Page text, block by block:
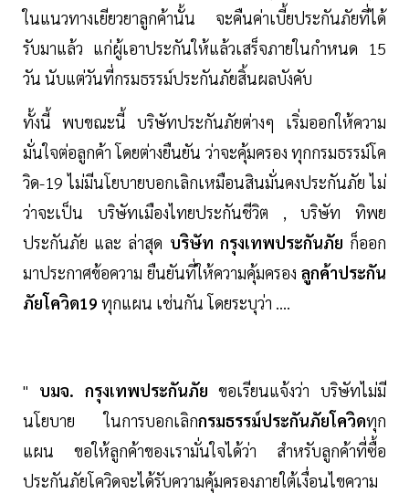
ในแนวทางเยียวยาลูกค้านั้น จะคืนค่าเบี้ยประกันภัยที่ได้
รับมาแล้ว แก่ผู้เอาประกันให้แล้วเสร็จภายในกำหนด 15
วัน นับแต่วันที่กรมธรรม์ประกันภัยสิ้นผลบังคับ
ทั้งนี้ พบขณะนี้ บริษัทประกันภัยต่างๆ เริ่มออกให้ความ
มั่นใจต่อลูกค้า โดยต่างยืนยัน ว่าจะคุ้มครอง ทุกกรมธรรม์โค
วิด-19 ไม่มีนโยบายบอกเลิกเหมือนสินมั่นคงประกันภัย ไม่
ว่าจะเป็น บริษัทเมืองไทยประกันชีวิต , บริษัท ทิพย
ประกันภัย และ ล่าสุด บริษัท กรุงเทพประกันภัย ก็ออก
มาประกาศข้อความ ยืนยันที่ให้ความคุ้มครอง ลูกค้าประกัน
ภัยโควิด19 ทุกแผน เช่นกัน โดยระบุว่า ....
" บมจ. กรุงเทพประกันภัย ขอเรียนแจ้งว่า บริษัทไม่มี
นโยบาย ในการบอกเลิกกรมธรรม์ประกันภัยโควิดทุก
แผน ขอให้ลูกค้าของเรามั่นใจได้ว่า สำหรับลูกค้าที่ซื้อ
ประกันภัยโควิดจะได้รับความคุ้มครองภายใต้เงื่อนไขความ